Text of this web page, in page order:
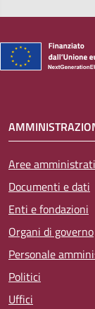
Aree
Documenti e dati
Enti e fondazioni
Organi di governo
Personale
Politici
Uffici